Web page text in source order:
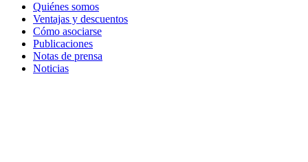
Quiénes somos
Ventajas y descuentos
Cómo asociarse
Publicaciones
Notas de prensa
Noticias